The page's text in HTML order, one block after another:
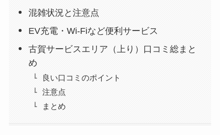
混雑状況と注意点
EV充電・Wi-Fiなど便利サービス
古賀サービスエリア（上り）口コミ総まと
め
良い口コミのポイント
注意点
まとめ